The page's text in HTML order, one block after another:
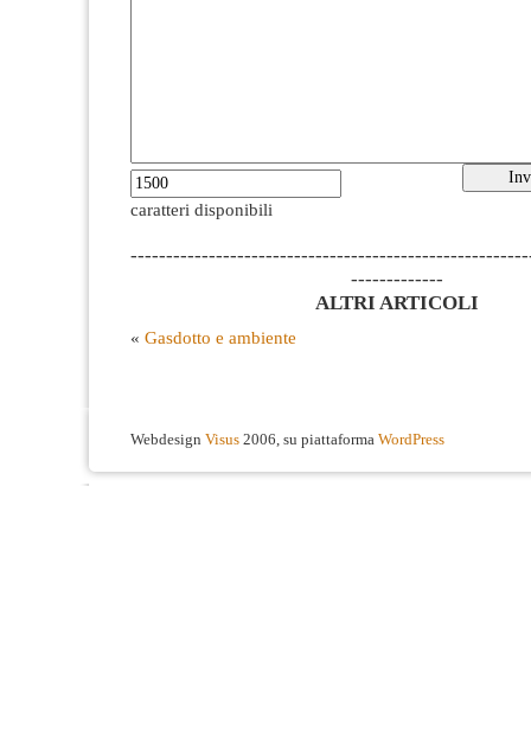
caratteri disponibili
-------------
ALTRI ARTICOLI
« Gasdotto e ambiente
Webdesign Visus 2006, su piattaforma WordPress